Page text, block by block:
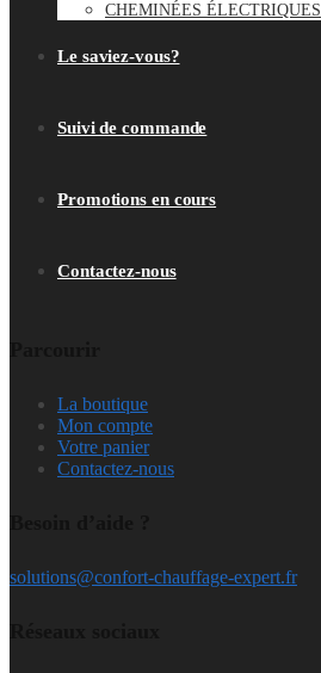
CHEMINÉES ÉLECTRIQUES
Le saviez-vous?
Suivi de commande
Promotions en cours
Contactez-nous
La boutique
Mon compte
Votre panier
Contactez-nous
solutions@confort-chauffage-expert.fr